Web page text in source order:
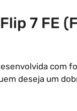
7 FE
com
deseja um